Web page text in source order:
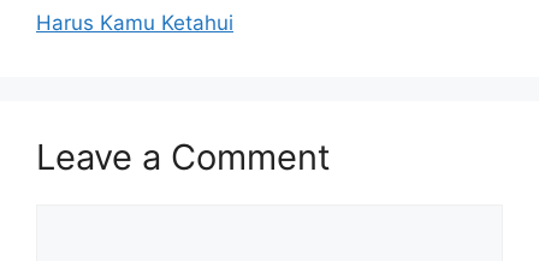
Harus Kamu Ketahui
Leave a Comment